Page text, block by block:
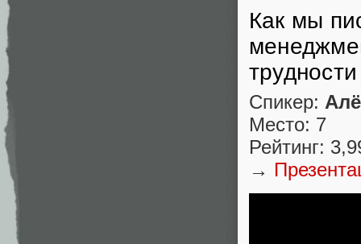
Как мы
Спикер:
Место: 7
Рейтинг:
→